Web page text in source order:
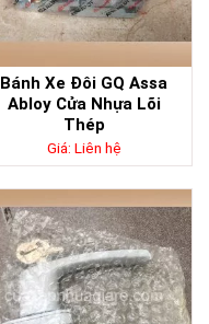
Bánh Xe Đôi GQ Assa
Abloy Cửa Nhựa Lõi
Thép
Giá: Liên hệ